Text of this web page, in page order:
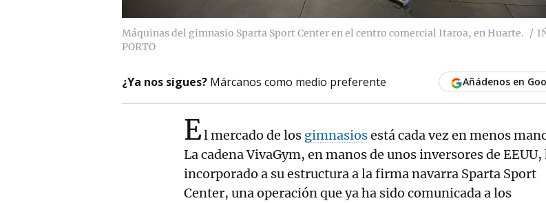
Máquinas del gimnasio Sparta Sport Center en el centro comercial Itaroa, en Huarte.
PORTO
¿Ya nos sigues? Márcanos como medio preferente Añádenos en
El mercado de los gimnasiosestá cada vez en menos
La cadena VivaGym, en manos de unos inversores de EEUU,
incorporado a su estructura a la firma navarra Sparta Sport
Center, una operación que ya ha sido comunicada a los